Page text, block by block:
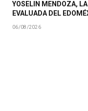
YOSELIN MENDOZA,
EVALUADA DEL
06/08/2026